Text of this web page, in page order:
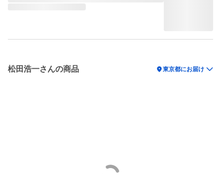
松田浩一さんの商品 location_on東京都にお届け